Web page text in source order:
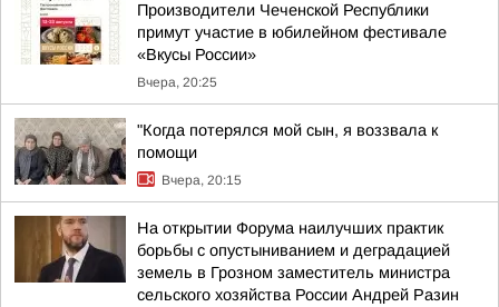
Производители Чеченской Республики
примут участие в юбилейном фестивале
«Вкусы России»
Вчера, 20:25
"Когда потерялся мой сын, я воззвала к
помощи
Вчера, 20:15
На открытии Форума наилучших практик
борьбы с опустыниванием и деградацией
земель в Грозном заместитель министра
сельского хозяйства России Андрей Разин